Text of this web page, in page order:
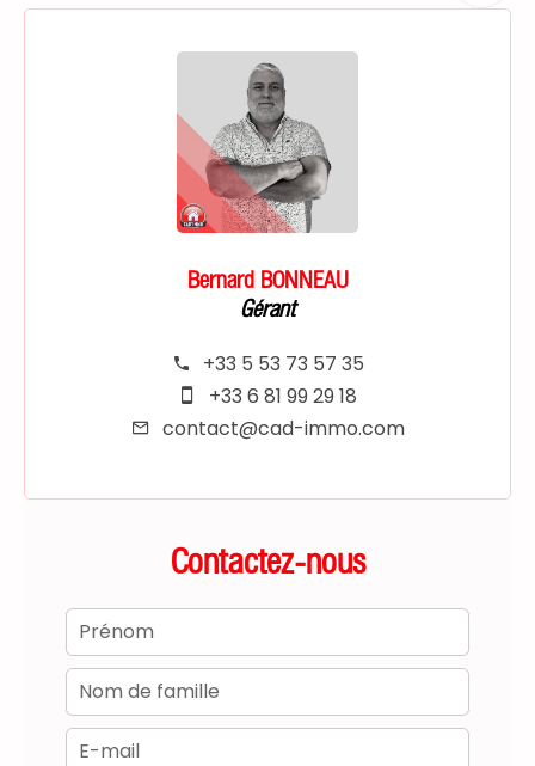
Bernard BONNEAU
Gérant
+33 5 53 73 57 35
+33 6 81 99 29 18
contact@cad-immo.com
Contactez-nous